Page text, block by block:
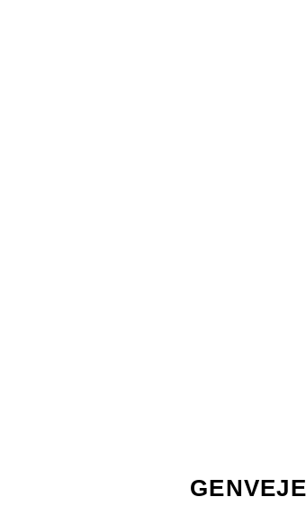
GENVEJE